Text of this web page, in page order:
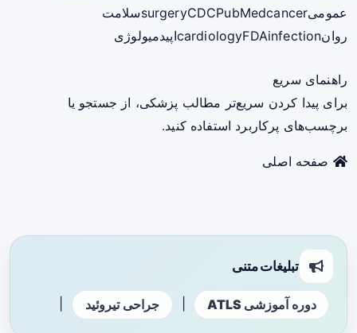
عمومی
surgeryCDCPubMedcancer
سلامت
روان
cardiologyFDAinfection اپیدمیولوژی
راهنمای سریع
برای پیدا کردن سریع‌تر مطالب پزشکی، از جستجو یا
برچسب‌های پرکاربرد استفاده کنید.
صفحه اصلی
تبلیغات متنی
دوره آموزشی ATLS جراحی تیروئید